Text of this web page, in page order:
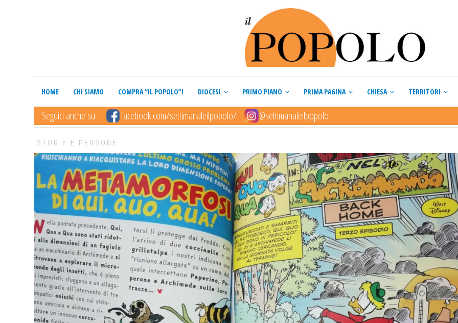
HOME CHI SIAMO COMPRA “IL POPOLO”! DIOCESI PRIMO PIANO PRIMA PAGINA CHIESA TERRITORI
Seguici anche su facebook.com/settimanaleilpopolo/ @settimanaleilpopolo
STORIE E PERSONE